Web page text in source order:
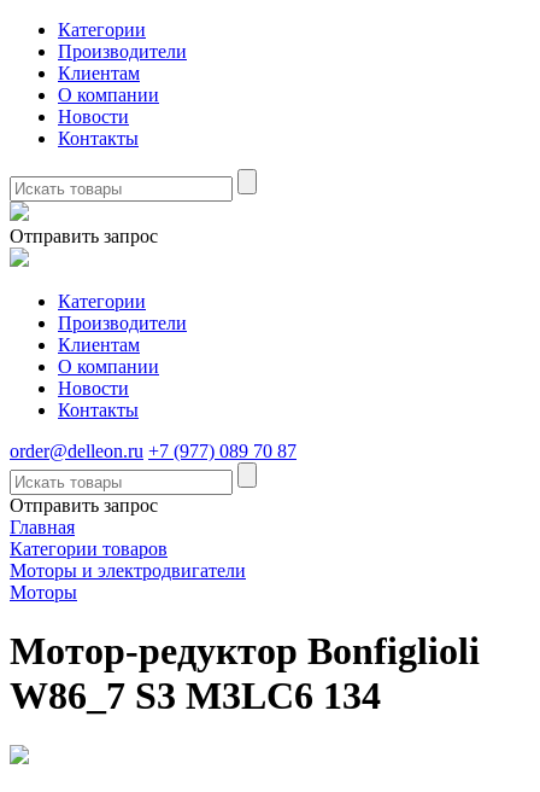
Категории
Производители
Клиентам
О компании
Новости
Контакты
Отправить запрос
Категории
Производители
Клиентам
О компании
Новости
Контакты
order@delleon.ru +7 (977) 089 70 87
Отправить запрос
Главная
Категории товаров
Моторы и электродвигатели
Моторы
Мотор-редуктор Bonfiglioli
W86_7 S3 M3LC6 134